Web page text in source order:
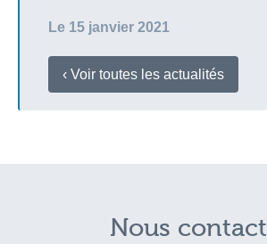
Le 15 janvier 2021
‹ Voir toutes les actualités
Nous